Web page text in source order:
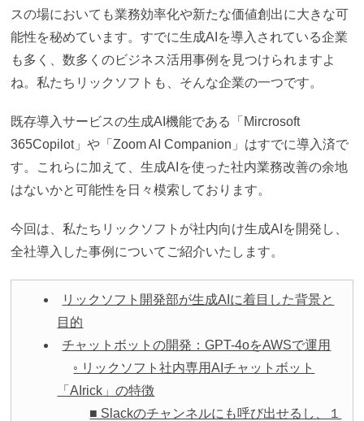
スの場においても業務効率化や新たな価値創出に大きな可
能性を秘めています。すでに生成AIを導入されている企業
も多く、数多くのビジネス活用事例を見つけられますよ
ね。私たちリックソフトも、そんな企業の一つです。
既存導入サービスの生成AI機能である「Mircrosoft
365Copilot」や「Zoom AI Companion」はすでに導入済で
す。これらに加えて、生成AIを使った社内業務改善の余地
はないかと可能性を日々模索しております。
今回は、私たちリックソフトが社内向け生成AIを開発し、
全社導入した事例についてご紹介いたします。
リックソフト開発部が生成AIに着目した背景と
目的
チャットボットの開発：GPT-4oをAWSで運用
◦ リックソフト社内専用AIチャットボット
「AIrick」の特徴
■ Slackのチャンネルにも呼び出せるし、１